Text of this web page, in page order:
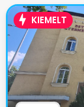
KIEMELT